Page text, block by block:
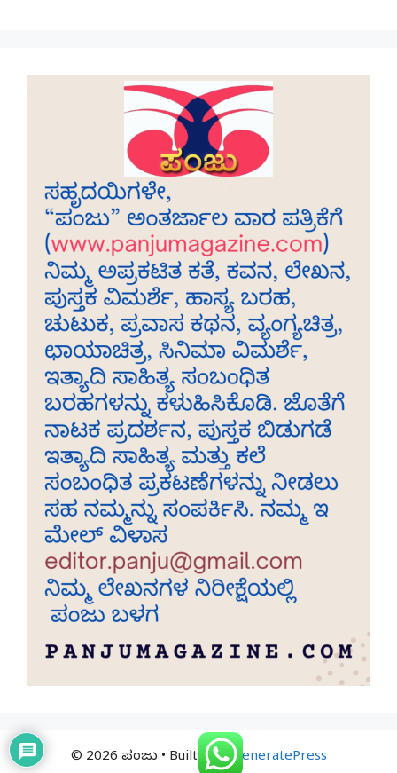
© 2026 ಪಂಜು • Built withGeneratePress